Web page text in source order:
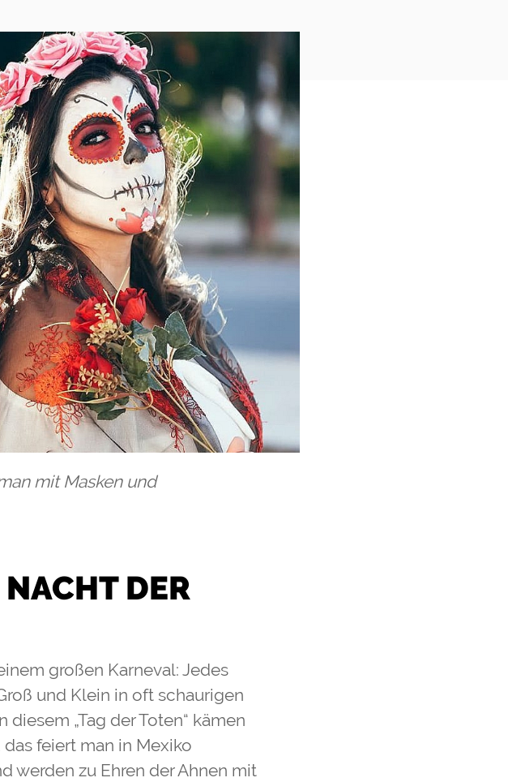
mit Masken und
DER
großen Karneval: Jedes
und Klein in oft schaurigen
„Tag der Toten“ kämen
feiert man in Mexiko
werden zu Ehren der Ahnen mit